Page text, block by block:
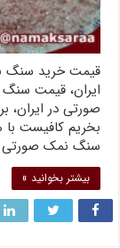
قیمت خرید سنگ
ایران، قیمت سنگ
صورتی در
بخریم کافیست
سنگ نمک صورتی
بیشتر بخوانید »